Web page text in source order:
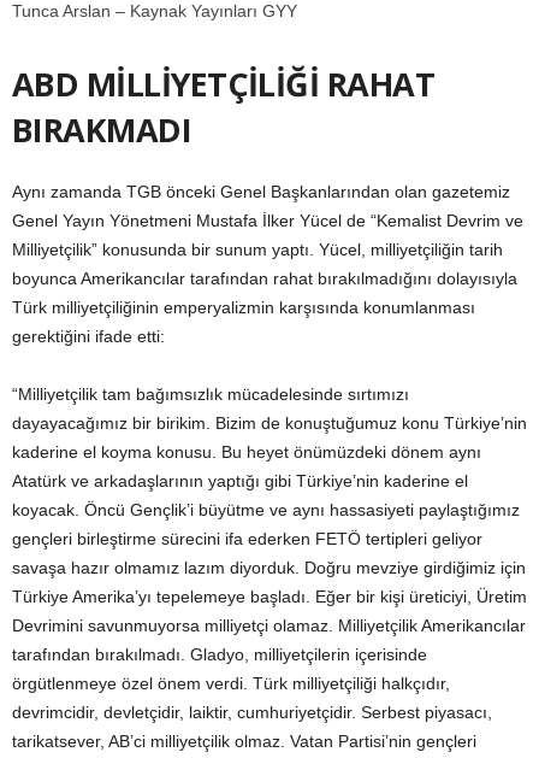
Tunca Arslan – Kaynak Yayınları GYY
ABD MİLLİYETÇİLİĞİ RAHAT
BIRAKMADI
Aynı zamanda TGB önceki Genel Başkanlarından olan gazetemiz
Genel Yayın Yönetmeni Mustafa İlker Yücel de “Kemalist Devrim ve
Milliyetçilik” konusunda bir sunum yaptı. Yücel, milliyetçiliğin tarih
boyunca Amerikancılar tarafından rahat bırakılmadığını dolayısıyla
Türk milliyetçiliğinin emperyalizmin karşısında konumlanması
gerektiğini ifade etti:
“Milliyetçilik tam bağımsızlık mücadelesinde sırtımızı
dayayacağımız bir birikim. Bizim de konuştuğumuz konu Türkiye’nin
kaderine el koyma konusu. Bu heyet önümüzdeki dönem aynı
Atatürk ve arkadaşlarının yaptığı gibi Türkiye’nin kaderine el
koyacak. Öncü Gençlik’i büyütme ve aynı hassasiyeti paylaştığımız
gençleri birleştirme sürecini ifa ederken FETÖ tertipleri geliyor
savaşa hazır olmamız lazım diyorduk. Doğru mevziye girdiğimiz için
Türkiye Amerika’yı tepelemeye başladı. Eğer bir kişi üreticiyi, Üretim
Devrimini savunmuyorsa milliyetçi olamaz. Milliyetçilik Amerikancılar
tarafından bırakılmadı. Gladyo, milliyetçilerin içerisinde
örgütlenmeye özel önem verdi. Türk milliyetçiliği halkçıdır,
devrimcidir, devletçidir, laiktir, cumhuriyetçidir. Serbest piyasacı,
tarikatsever, AB’ci milliyetçilik olmaz. Vatan Partisi’nin gençleri